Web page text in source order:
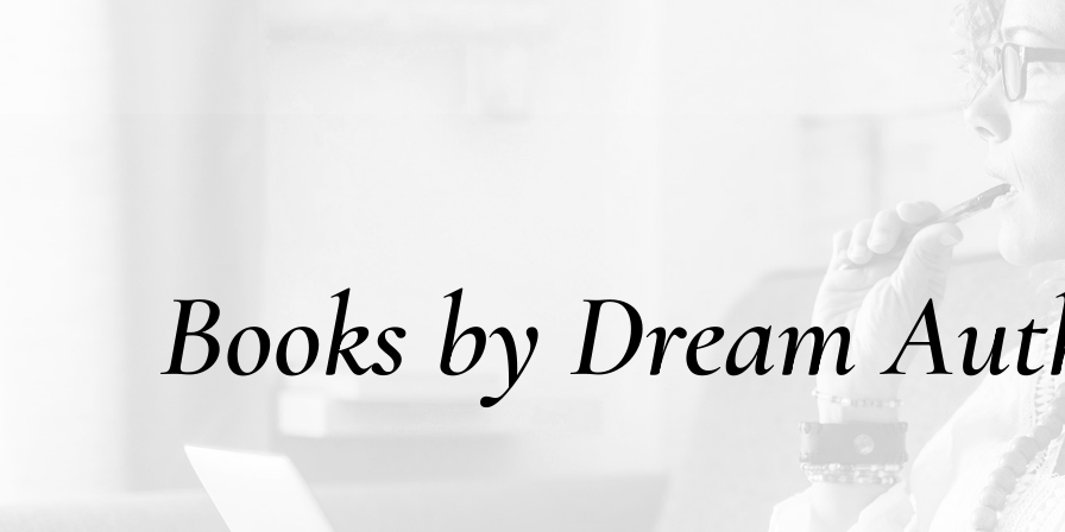
Books by Dream